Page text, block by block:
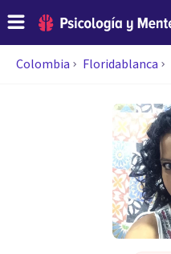
Colombia Floridablanca